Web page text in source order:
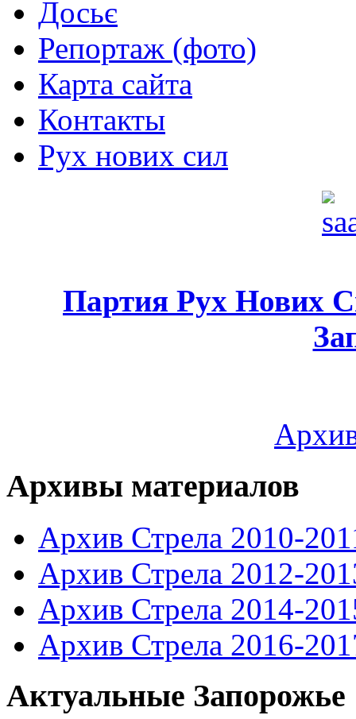
Досьє
Репортаж (фото)
Карта сайта
Контакты
Рух нових сил
Партия Рух Нових
Архивы материалов
Архив Стрела 2010-
Архив Стрела 2012-
Архив Стрела 2014-
Архив Стрела 2016-
Актуальные Запорожье